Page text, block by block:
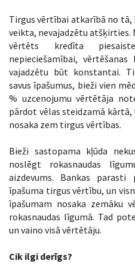
Tirgus vērtībai atkarībā no tā,
veikta, nevajadzētu
vērtēts kredīta
nepieciešamībai,
vajadzētu būt konstantai.
savus īpašumus, bieži vien
% uzcenojumu vērtētāja
pārdot vēlas steidzamā
nosaka zem tirgus vērtības.
Bieži sastopama kļūda
noslēgt rokasnaudas
aizdevums. Bankas
īpašuma tirgus vērtību, un
īpašumam nosaka zemāku
rokasnaudas līgumā. Tad
un vaino visā vērtētāju.
Cik ilgi derīgs?